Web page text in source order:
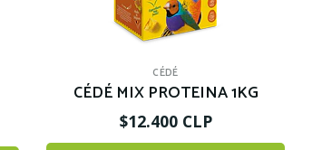
CÉDÉ
CÉDÉ MIX PROTEINA 1KG
$12.400 CLP